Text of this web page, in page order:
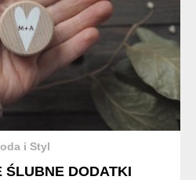
i Styl
ŚLUBNE DODATKI